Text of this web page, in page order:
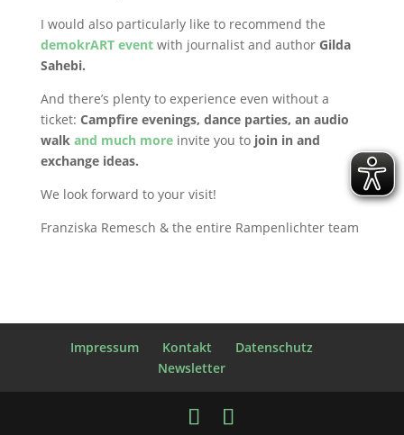
I would also particularly like to recommend the
demokrART event with journalist and author Gilda
Sahebi.
And there’s plenty to experience even without a
ticket: Campfire evenings, dance parties, an audio
walk and much more invite you to join in and
exchange ideas.
We look forward to your visit!
Franziska Remesch & the entire Rampenlichter team
Impressum Kontakt
Datenschutz
Newsletter